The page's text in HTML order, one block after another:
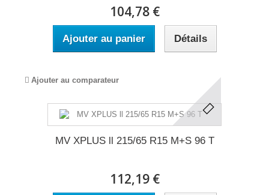
104,78 €
Ajouter au panier Détails
Ajouter au comparateur
MV XPLUS ll 215/65 R15 M+S 96 T
112,19 €